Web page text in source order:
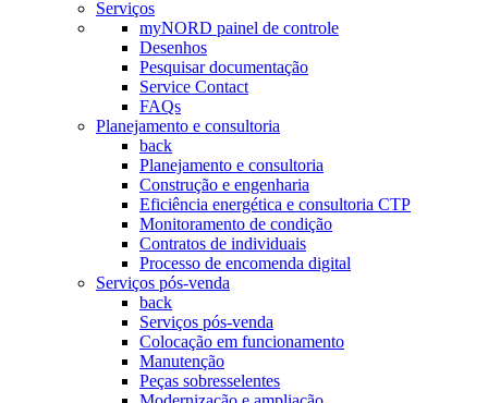
Serviços
myNORD painel de controle
Desenhos
Pesquisar documentação
Service Contact
FAQs
Planejamento e consultoria
back
Planejamento e consultoria
Construção e engenharia
Eficiência energética e consultoria CTP
Monitoramento de condição
Contratos de individuais
Processo de encomenda digital
Serviços pós-venda
back
Serviços pós-venda
Colocação em funcionamento
Manutenção
Peças sobresselentes